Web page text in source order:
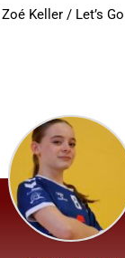
Keller / Let’s